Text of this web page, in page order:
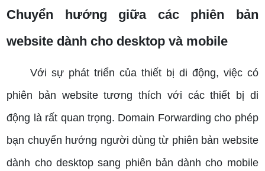
Chuyển hướng giữa các phiên bản
website dành cho desktop và mobile
Với sự phát triển của thiết bị di động, việc có
phiên bản website tương thích với các thiết bị di
động là rất quan trọng. Domain Forwarding cho phép
bạn chuyển hướng người dùng từ phiên bản website
dành cho desktop sang phiên bản dành cho mobile